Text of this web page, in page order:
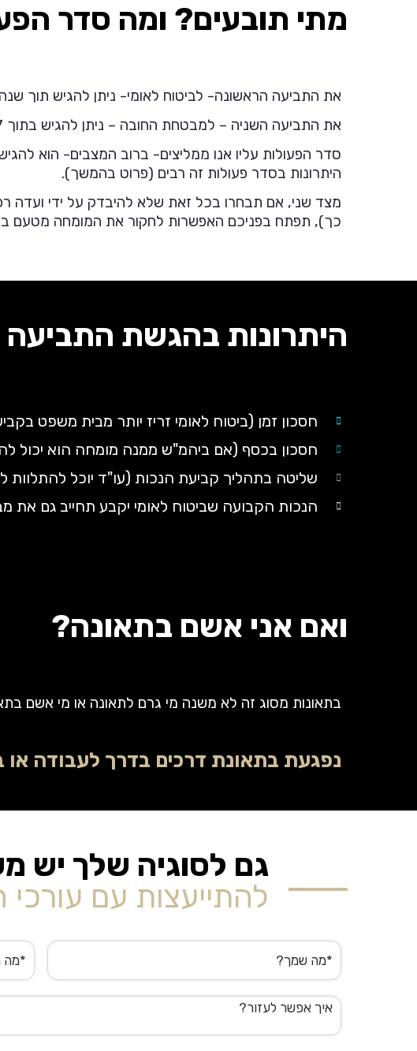
מתי תובעים? ומה סדר
את התביעה הראשונה- לביטוח לאומי- ניתן להגיש תוך
את התביעה השניה – למבטחת החובה – ניתן להגיש בתוך 7 שנים.
סדר הפעולות עליו אנו ממליצים- ברוב המצבים- הוא
היתרונות בסדר פעולות זה רבים (פרוט בהמשך).
מצד שני, אם תבחרו בכל זאת שלא להיבדק על ידי ועדה
כך), תפתח בפניכם האפשרות לחקור את המומחה מטעם
היתרונות בהגשת התביעה
חסכון זמן (ביטוח לאומי זריז יותר מבית משפט
חסכון בכסף (אם ביהמ"ש ממנה מומחה הוא יכול
שליטה בתהליך קביעת הנכות (עו"ד יוכל להתלוות
הנכות הקבועה שביטוח לאומי יקבע תחייב גם את
ואם אני אשם בתאונה?
בתאונות מסוג זה לא משנה מי גרם לתאונה או מי אשם
נפגעת בתאונת דרכים בדרך לעבודה
גם לסוגיה שלך יש
להתייעצות עם
שם
מלא
טלפון
הודעה